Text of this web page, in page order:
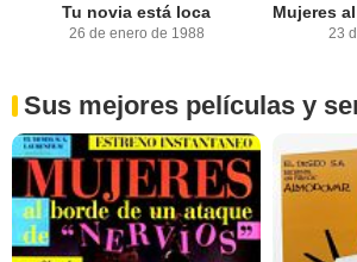
Tu novia está loca
26 de enero de 1988 23
Sus mejores películas y